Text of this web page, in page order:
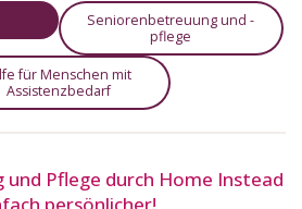
Seniorenbetreuung und -
pflege
für Menschen mit
Assistenzbedarf
Pflege durch Home Instead
persönlicher!